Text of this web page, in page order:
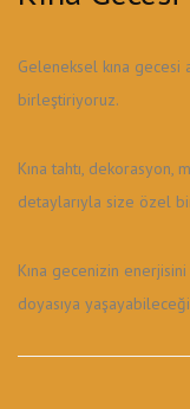
Geleneksel kına
birleştiriyoruz.
Kına tahtı, dekorasyon,
detaylarıyla size özel
Kına gecenizin
doyasıya